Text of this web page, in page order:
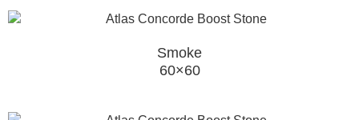
Smoke
60×60